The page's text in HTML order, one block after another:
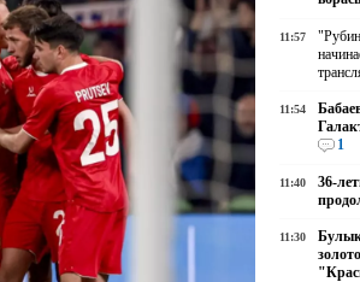
11:57
11:54
1
11:40
36-
11:30